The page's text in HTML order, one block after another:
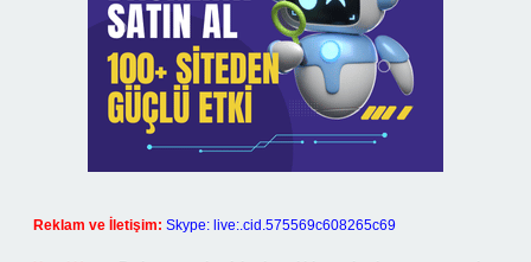
Reklam ve İletişim: Skype: live:.cid.575569c608265c69